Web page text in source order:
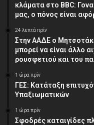
κλάματα στο BBC:
μας, ο πόνος είναι
24 λεπτά πρίν
Στην ΑΑΔΕ ο
μπορεί να είναι άλλο
ρουσφετιού και του
1 ώρα πρίν
ΓΕΣ: Κατάταξη
Υπαξιωματικών
1 ώρα πρίν
Σφοδρές καταιγίδες